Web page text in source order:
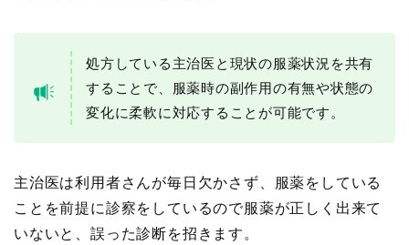
処方している主治医と現状の服薬状況を共有
することで、服薬時の副作用の有無や状態の
変化に柔軟に対応することが可能です。
主治医は利用者さんが毎日欠かさず、服薬をしている
ことを前提に診察をしているので服薬が正しく出来て
いないと、誤った診断を招きます。